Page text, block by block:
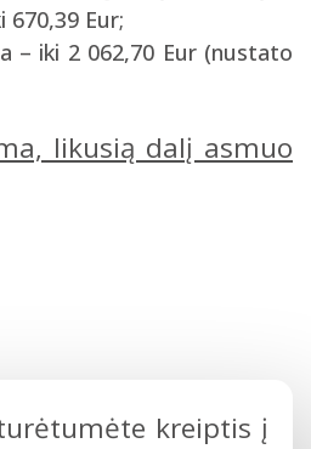
Eur;
– iki 2 062,70 Eur (nustato
likusią dalį asmuo
kreiptis į